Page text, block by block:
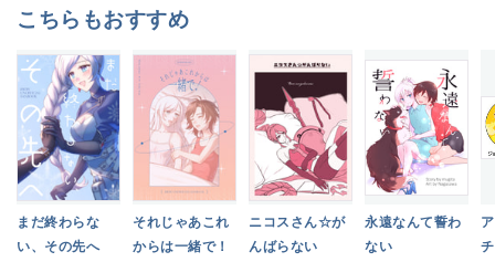
こちらもおすすめ
まだ終わらな
い、その先へ
それじゃあこれ
からは一緒で！
ニコスさん☆が
んばらない
永遠なんて誓わ
ない